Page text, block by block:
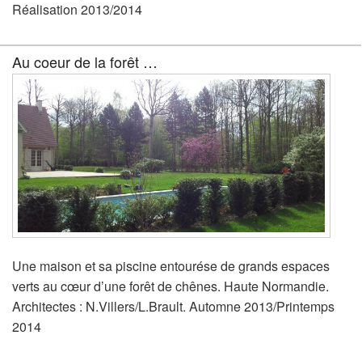
Réalisation 2013/2014
Au coeur de la forêt …
Une maison et sa piscine entourése de grands espaces
verts au cœur d’une forêt de chênes. Haute Normandie.
Architectes : N.Villers/L.Brault. Automne 2013/Printemps
2014